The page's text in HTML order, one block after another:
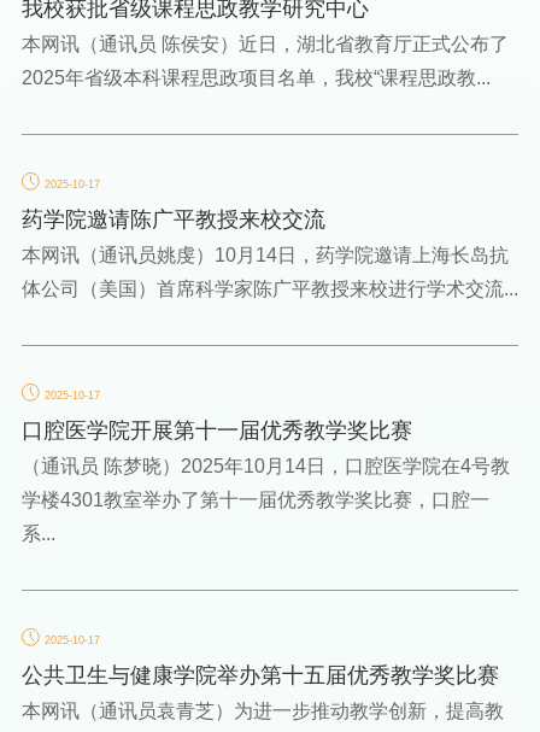
我校获批省级课程思政教学研究中心
本网讯（通讯员 陈侯安）近日，湖北省教育厅正式公布了
2025年省级本科课程思政项目名单，我校“课程思政教...
2025-10-17
药学院邀请陈广平教授来校交流
本网讯（通讯员姚虔）10月14日，药学院邀请上海长岛抗
体公司（美国）首席科学家陈广平教授来校进行学术交流...
2025-10-17
口腔医学院开展第十一届优秀教学奖比赛
（通讯员 陈梦晓）2025年10月14日，口腔医学院在4号教
学楼4301教室举办了第十一届优秀教学奖比赛，口腔一
系...
2025-10-17
公共卫生与健康学院举办第十五届优秀教学奖比赛
本网讯（通讯员袁青芝）为进一步推动教学创新，提高教